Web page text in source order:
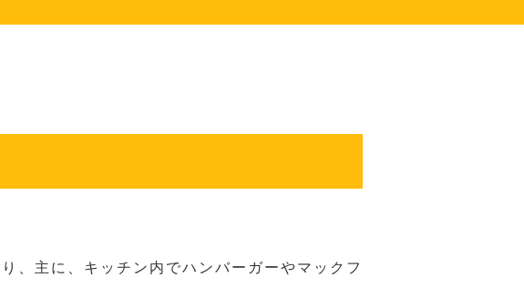
、主に、キッチン内でハンバーガーやマックフ